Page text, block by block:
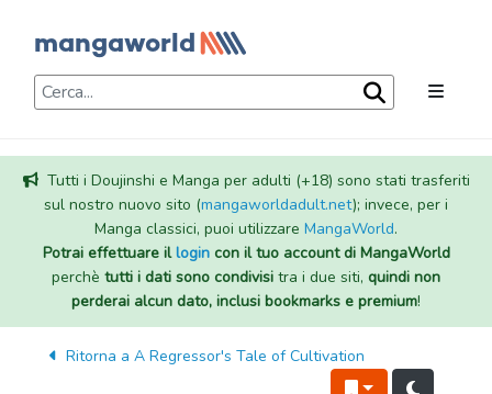
Tutti i Doujinshi e Manga per adulti (+18) sono stati trasferiti
sul nostro nuovo sito (mangaworldadult.net); invece, per i
Manga classici, puoi utilizzare MangaWorld.
Potrai effettuare illogincon il tuo account di MangaWorld
perchè tutti i dati sono condivisi tra i due siti, quindi non
perderai alcun dato, inclusi bookmarks e premium!
Ritorna a A Regressor's Tale of Cultivation